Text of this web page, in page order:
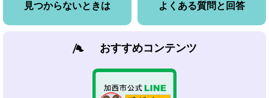
見つからないときは よくある質問と回答
おすすめコンテンツ